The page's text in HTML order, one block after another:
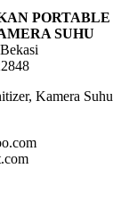
PORTABLE
SUHU